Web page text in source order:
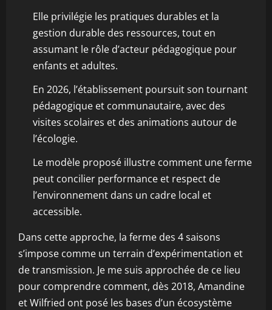
Elle privilégie les pratiques durables et la
gestion durable des ressources, tout en
assumant le rôle d’acteur pédagogique pour
enfants et adultes.
En 2026, l’établissement poursuit son tournant
pédagogique et communautaire, avec des
visites scolaires et des animations autour de
l’écologie.
Le modèle proposé illustre comment une ferme
peut concilier performance et respect de
l’environnement dans un cadre local et
accessible.
Dans cette approche, la ferme des 4 saisons
s’impose comme un terrain d’expérimentation et
de transmission. Je me suis approchée de ce lieu
pour comprendre comment, dès 2018, Amandine
et Wilfried ont posé les bases d’un écosystème